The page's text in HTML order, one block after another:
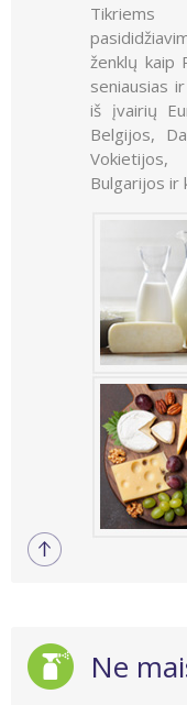
Tikriems
ženklų kaip
seniausias
iš įvairių
Belgijos,
Vokietijos,
Bulgarijos ir
Ne